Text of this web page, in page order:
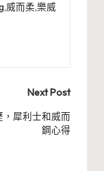
威而柔,樂威
Next Post
，犀利士和威而
鋼心得